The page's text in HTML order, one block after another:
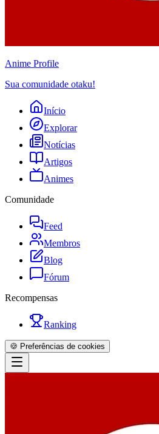
Anime Profile
Sua comunidade otaku!
Início
Explorar
Notícias
Artigos
Animes
Comunidade
Feed
Membros
Blog
Fórum
Recompensas
Ranking
🍪 Preferências de cookies